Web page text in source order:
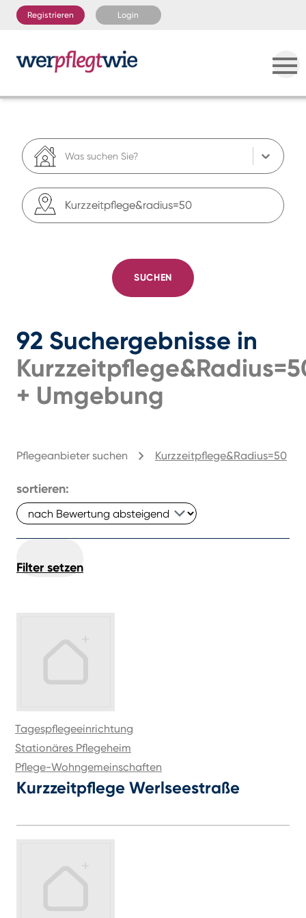
Registrieren Login
Was suchen Sie?
SUCHEN
92 Suchergebnisse in
+ Umgebung
Pflegeanbieter suchen Kurzzeitpflege&radius=50
sortieren:
Filter setzen
Tagespflegeeinrichtung
Stationäres Pflegeheim
Pflege-Wohngemeinschaften
Kurzzeitpflege Werlseestraße